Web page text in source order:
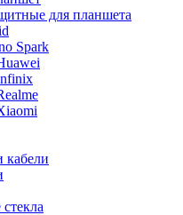
для планшета
Spark
кабели